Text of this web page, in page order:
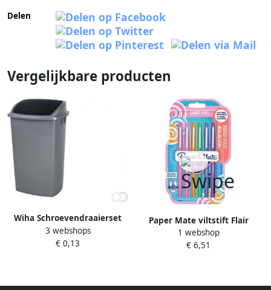
Delen
Vergelijkbare producten
Wiha Schroevendraaierset
SoftFinish sleufkop
Â PhillipsÂ 6
3 webshops
€ 0,13
Paper Mate viltstift Flair
Candypop blister met 6
stuks in geassorteerde
1 webshop
€ 6,51